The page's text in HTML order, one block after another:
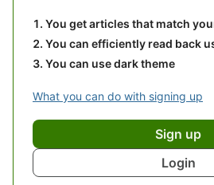
You get articles that match
You can efficiently read back
You can use dark theme
What you can do with signing up
Sign up
Login